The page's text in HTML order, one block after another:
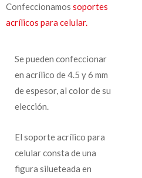
Confeccionamos soportes
acrílicos para celular.
Se pueden confeccionar
en acrílico de 4.5 y 6 mm
de espesor, al color de su
elección.
El soporte acrílico para
celular consta de una
figura silueteada en